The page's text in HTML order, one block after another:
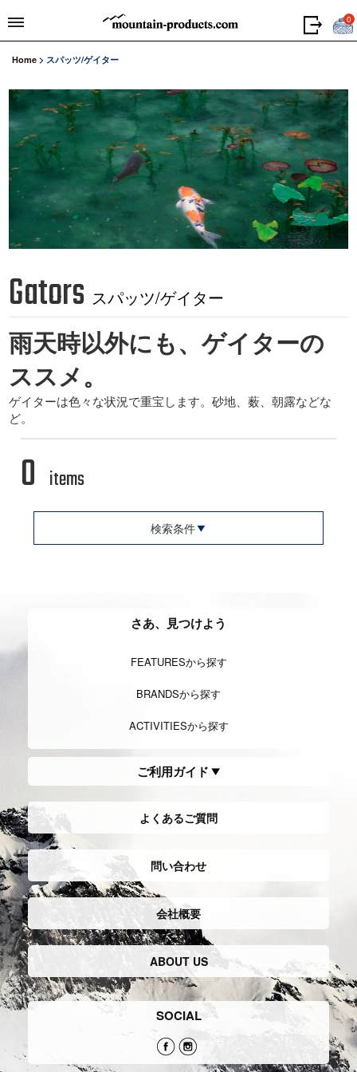
0
Home > スパッツ/ゲイター
Gators スパッツ/ゲイター
雨天時以外にも、ゲイターの
ススメ。
ゲイターは色々な状況で重宝します。砂地、薮、朝露などな
ど。
0 items
検索条件
さあ、見つけよう
FEATURESから探す
BRANDSから探す
ACTIVITIESから探す
ご利用ガイド
よくあるご質問
問い合わせ
会社概要
ABOUT US
SOCIAL